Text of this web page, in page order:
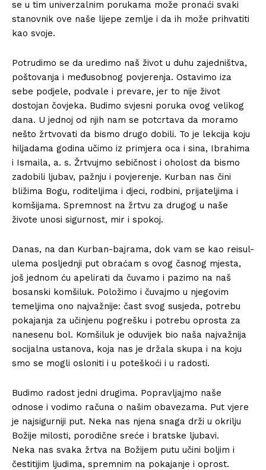
se u tim univerzalnim porukama može pronaći svaki
stanovnik ove naše lijepe zemlje i da ih može prihvatiti
kao svoje.
Potrudimo se da uredimo naš život u duhu zajedništva,
poštovanja i međusobnog povjerenja. Ostavimo iza
sebe podjele, podvale i prevare, jer to nije život
dostojan čovjeka. Budimo svjesni poruka ovog velikog
dana. U jednoj od njih nam se potcrtava da moramo
nešto žrtvovati da bismo drugo dobili. To je lekcija koju
hiljadama godina učimo iz primjera oca i sina, Ibrahima
i Ismaila, a. s. Žrtvujmo sebičnost i oholost da bismo
zadobili ljubav, pažnju i povjerenje. Kurban nas čini
bližima Bogu, roditeljima i djeci, rodbini, prijateljima i
komšijama. Spremnost na žrtvu za drugog u naše
živote unosi sigurnost, mir i spokoj.
Danas, na dan Kurban-bajrama, dok vam se kao reisul-
ulema posljednji put obraćam s ovog časnog mjesta,
još jednom ću apelirati da čuvamo i pazimo na naš
bosanski komšiluk. Položimo i čuvajmo u njegovim
temeljima ono najvažnije: čast svog susjeda, potrebu
pokajanja za učinjenu pogrešku i potrebu oprosta za
nanesenu bol. Komšiluk je oduvijek bio naša najvažnija
socijalna ustanova, koja nas je držala skupa i na koju
smo se mogli osloniti i u poteškoći i u radosti.
Budimo radost jedni drugima. Popravljajmo naše
odnose i vodimo računa o našim obavezama. Put vjere
je najsigurniji put. Neka nas njena snaga drži u okrilju
Božije milosti, porodične sreće i bratske ljubavi.
Neka nas svaka žrtva na Božijem putu učini boljim i
čestitijim ljudima, spremnim na pokajanje i oprost.